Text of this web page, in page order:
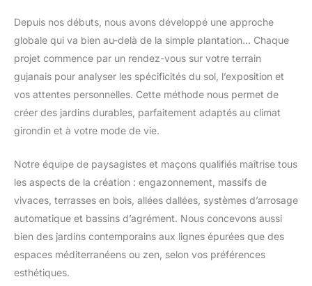
Depuis nos débuts, nous avons développé une approche
globale qui va bien au-delà de la simple plantation… Chaque
projet commence par un rendez-vous sur votre terrain
gujanais pour analyser les spécificités du sol, l’exposition et
vos attentes personnelles. Cette méthode nous permet de
créer des jardins durables, parfaitement adaptés au climat
girondin et à votre mode de vie.
Notre équipe de paysagistes et maçons qualifiés maîtrise tous
les aspects de la création : engazonnement, massifs de
vivaces, terrasses en bois, allées dallées, systèmes d’arrosage
automatique et bassins d’agrément. Nous concevons aussi
bien des jardins contemporains aux lignes épurées que des
espaces méditerranéens ou zen, selon vos préférences
esthétiques.